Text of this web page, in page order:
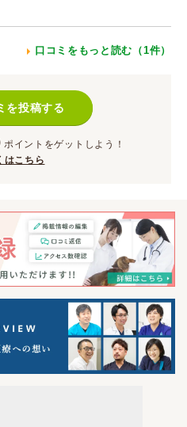
口コミをもっと読む（1件）
を投稿する
ポイント をゲットしよう！
はこちら